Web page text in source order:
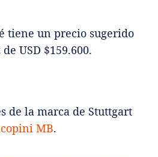
tiene un precio sugerido
USD $159.600.
de la marca de Stuttgart
MB.